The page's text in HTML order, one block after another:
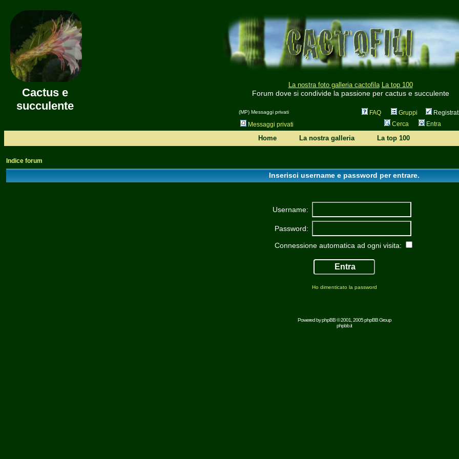
Cactus e
succulente
La nostra foto galleria cactofila La top 100
Forum dove si condivide la passione per cactus e succulente
(MP) Messaggi privati FAQ Gruppi
Messaggi privati
Cerca Entra
Home La nostra galleria La top 100
Indice forum
Inserisci username e password per entrare.
Username:
Password:
Connessione automatica ad ogni visita:
Ho dimenticato la password
Powered byphpBB© 2001, 2005 phpBB Group
phpbb.it